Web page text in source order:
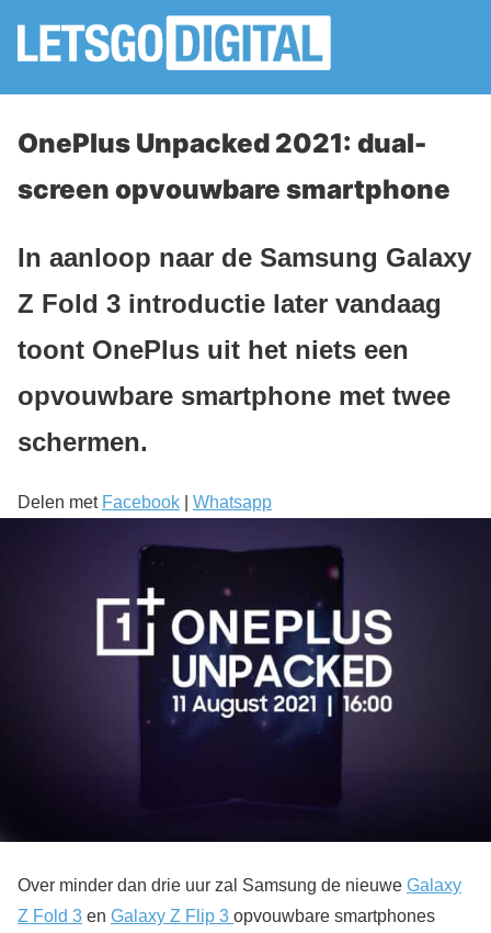
OnePlus Unpacked 2021: dual-
screen opvouwbare smartphone
In aanloop naar de Samsung Galaxy
Z Fold 3 introductie later vandaag
toont OnePlus uit het niets een
opvouwbare smartphone met twee
schermen.
Delen met Facebook Whatsapp
Over minder dan drie uur zal Samsung de nieuwe Galaxy
Z Fold 3 en Galaxy Z Flip 3 opvouwbare smartphones